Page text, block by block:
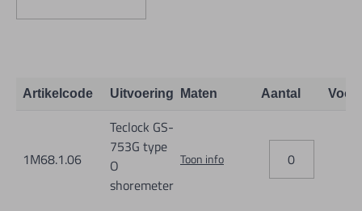
- Dikte van het werkstuk moet minimaal 1,2 mm zijn.
- Meetbereik van 0 - 100 graden.
- Conform standaard ASTM D 2240
Artikelcode Uitvoering Maten Aantal
1M68.1.06
Teclock GS-
753G type
O
shoremeter
Toon info